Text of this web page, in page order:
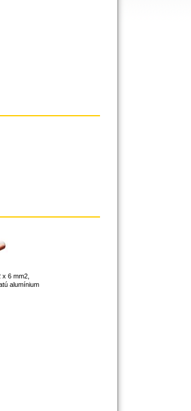
6 mm2,
alumínium